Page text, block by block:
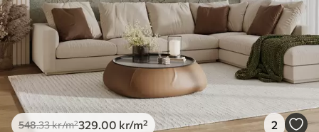
650.00390.00kr/m²
Peel and Stick
925.00555.00kr/m²
548.33kr/m²329.00 kr/m² 2